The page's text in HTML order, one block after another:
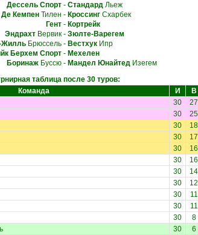
Дессель Спорт- СтандардЛьеж
Де КемпенТилен - КроссингСхарбек
Гент- Кортрейк
ЭндрахтВервик- Зюлте-Варегем
ЖилльБрюссель- ВестхукИпр
Берхем Спорт- Мехелен
БоринажБуссю- Мандел ЮнайтедИзегем
таблица после 30 туров:
Команда И В
30 27
30 25
30 18
30 17
30 16
30 16
30 14
30 12
30 11
30 11
30 8
30 6